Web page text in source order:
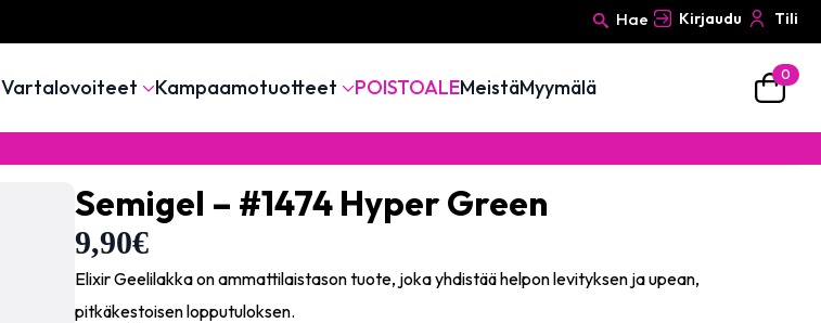
Search
Hae Kirjaudu Tili
Vartalovoiteet Kampaamotuotteet POISTOALEMeistäMyymälä
0
Semigel – #1474 Hyper Green
9,90€
Elixir Geelilakka on ammattilaistason tuote, joka yhdistää helpon levityksen ja upean,
pitkäkestoisen lopputuloksen.